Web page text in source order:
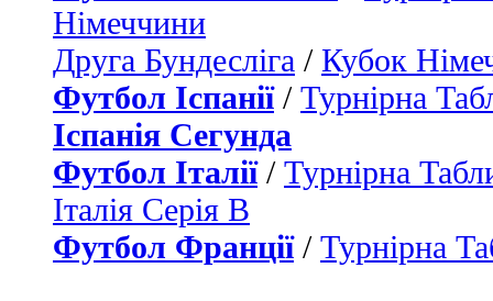
Німеччини
Друга Бундесліга / Кубок
Футбол Іспанії/ Турнірна
Іспанія Сегунда
Футбол Італії/ Турнірна
Італія Серія B
Футбол Франції/ Турнірна